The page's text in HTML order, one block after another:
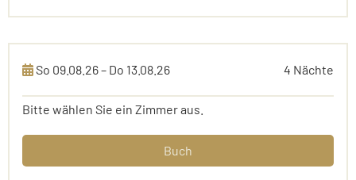
So 09.08.26 – Do 13.08.26 4 Nächte
Bitte wählen Sie ein Zimmer aus.
Buch